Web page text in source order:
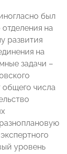
был
на
развития
на
задачи –
общего числа
уровень